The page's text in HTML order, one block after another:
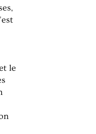
le